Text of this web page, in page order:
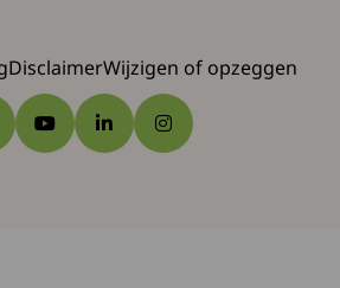
DisclaimerWijzigen of opzeggen
naar Facebook
Ga naar YouTube
Ga naar LinkedIn
Ga naar Instagram